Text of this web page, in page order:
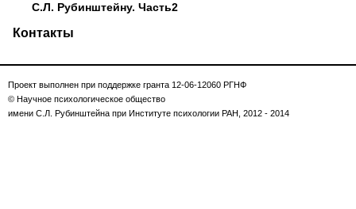
С.Л. Рубинштейну. Часть2
Контакты
Проект выполнен при поддержке гранта 12-06-12060 РГНФ
© Научное психологическое общество
имени С.Л. Рубинштейна при Институте психологии РАН, 2012 - 2014